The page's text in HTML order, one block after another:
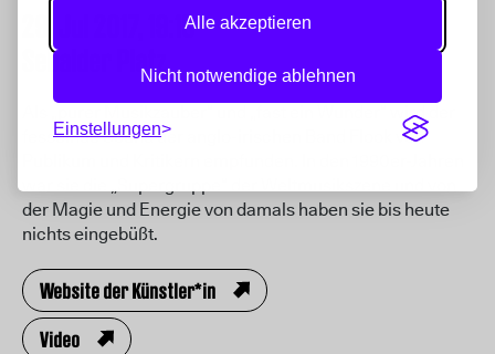
Alle akzeptieren
Nicht notwendige ablehnen
Einstellungen
19:15
Sebalder Platz
Als „purer Musikzauber“ und „fast ein Wunder“ wird der
fesselnde Sound der anglo-irischen Band Flook von
der Magie und Energie von damals haben sie bis heute
nichts eingebüßt.
Website der Künstler*in
Video